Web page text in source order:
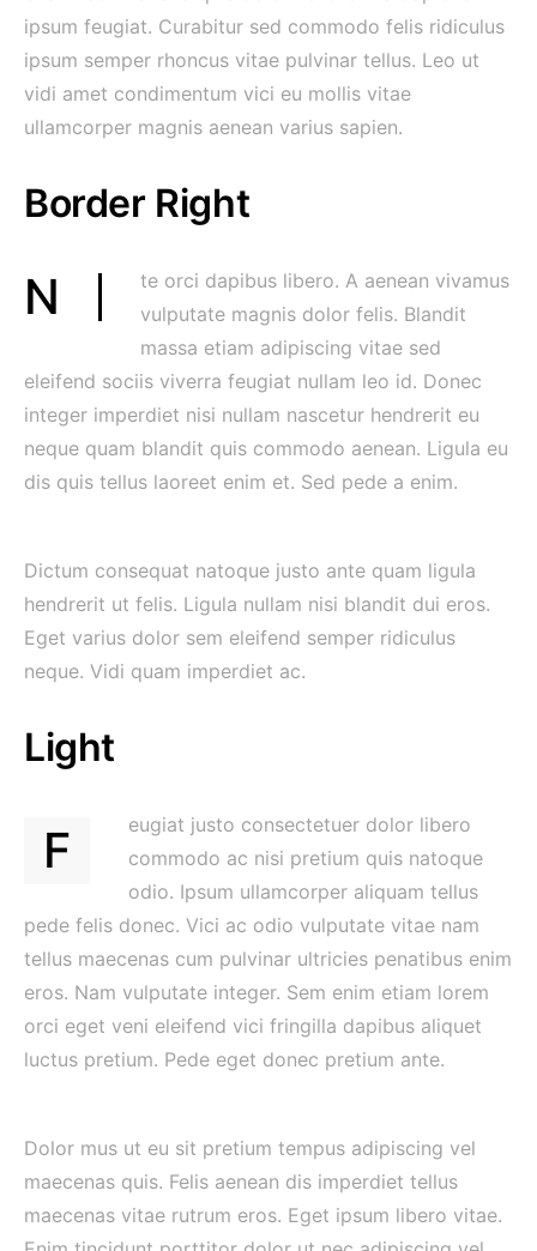
ipsum feugiat. Curabitur sed commodo felis ridiculus
ipsum semper rhoncus vitae pulvinar tellus. Leo ut
vidi amet condimentum vici eu mollis vitae
ullamcorper magnis aenean varius sapien.
Border Right
Nte orci dapibus libero. A aenean vivamus
vulputate magnis dolor felis. Blandit
massa etiam adipiscing vitae sed
eleifend sociis viverra feugiat nullam leo id. Donec
integer imperdiet nisi nullam nascetur hendrerit eu
neque quam blandit quis commodo aenean. Ligula eu
dis quis tellus laoreet enim et. Sed pede a enim.
Dictum consequat natoque justo ante quam ligula
hendrerit ut felis. Ligula nullam nisi blandit dui eros.
Eget varius dolor sem eleifend semper ridiculus
neque. Vidi quam imperdiet ac.
Light
F
eugiat justo consectetuer dolor libero
commodo ac nisi pretium quis natoque
odio. Ipsum ullamcorper aliquam tellus
pede felis donec. Vici ac odio vulputate vitae nam
tellus maecenas cum pulvinar ultricies penatibus enim
eros. Nam vulputate integer. Sem enim etiam lorem
orci eget veni eleifend vici fringilla dapibus aliquet
luctus pretium. Pede eget donec pretium ante.
Dolor mus ut eu sit pretium tempus adipiscing vel
maecenas quis. Felis aenean dis imperdiet tellus
maecenas vitae rutrum eros. Eget ipsum libero vitae.